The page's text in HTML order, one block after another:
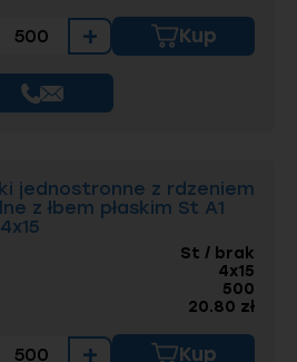
+ Kup
jednostronne z rdzeniem
z łbem płaskim St A1
St / brak
4x15
500
20.80 zł
+ Kup